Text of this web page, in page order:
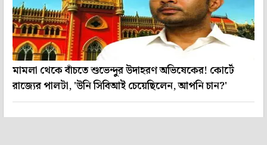
মামলা থেকে বাঁচতে শুভেন্দুর উদাহরণ অভিষেকের! কোর্টে
রাজ্যের পালটা, 'উনি সিবিআই চেয়েছিলেন, আপনি চান?'